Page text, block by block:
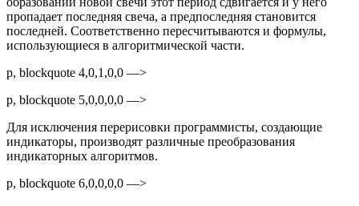
пропадает последняя свеча, а предпоследняя становится
последней. Соответственно пересчитываются и формулы,
использующиеся в алгоритмической части.
p, blockquote 4,0,1,0,0 —>
p, blockquote 5,0,0,0,0 —>
Для исключения перерисовки программисты, создающие
индикаторы, производят различные преобразования
индикаторных алгоритмов.
p, blockquote 6,0,0,0,0 —>